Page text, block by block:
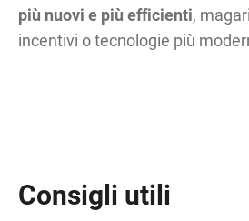
più nuovi e più efficienti,
incentivi o tecnologie più
Consigli utili